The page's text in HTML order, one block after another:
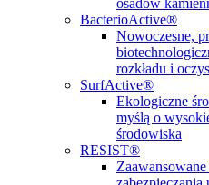
osadów
BacterioActive®
Nowoczesne,
rozkładu i
SurfActive®
Ekologiczne
myślą o
środowiska
RESIST®